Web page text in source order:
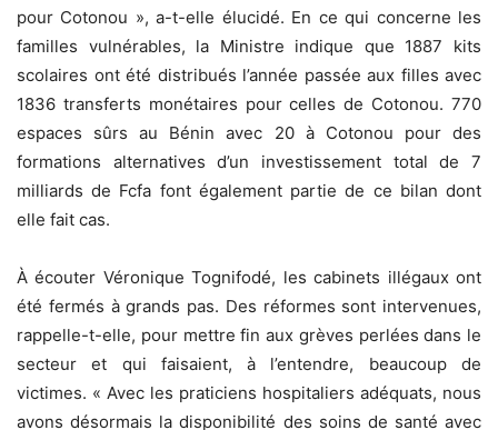
pour Cotonou », a-t-elle élucidé. En ce qui concerne les
familles vulnérables, la Ministre indique que 1887 kits
scolaires ont été distribués l’année passée aux filles avec
1836 transferts monétaires pour celles de Cotonou. 770
espaces sûrs au Bénin avec 20 à Cotonou pour des
formations alternatives d’un investissement total de 7
milliards de Fcfa font également partie de ce bilan dont
elle fait cas.
À écouter Véronique Tognifodé, les cabinets illégaux ont
été fermés à grands pas. Des réformes sont intervenues,
rappelle-t-elle, pour mettre fin aux grèves perlées dans le
secteur et qui faisaient, à l’entendre, beaucoup de
victimes. « Avec les praticiens hospitaliers adéquats, nous
avons désormais la disponibilité des soins de santé avec